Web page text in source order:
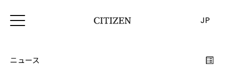
JP
ニュース